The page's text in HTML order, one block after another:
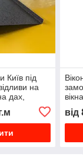
Київ під
на
дах,
для
від